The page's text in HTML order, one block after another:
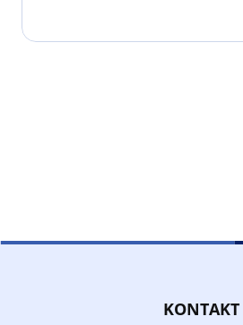
KONTAKT